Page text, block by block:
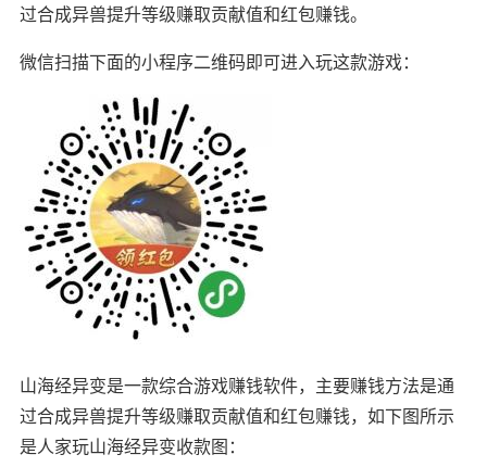
过合成异兽提升等级赚取贡献值和红包赚钱。
微信扫描下面的小程序二维码即可进入玩这款游戏：
山海经异变是一款综合游戏赚钱软件，主要赚钱方法是通
过合成异兽提升等级赚取贡献值和红包赚钱，如下图所示
是人家玩山海经异变收款图：